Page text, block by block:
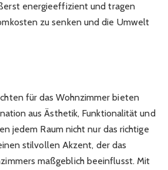
energieeffizient und tragen
zu senken und die Umwelt
für das Wohnzimmer bieten
aus Ästhetik, Funktionalität und
jedem Raum nicht nur das richtige
stilvollen Akzent, der das
maßgeblich beeinflusst. Mit